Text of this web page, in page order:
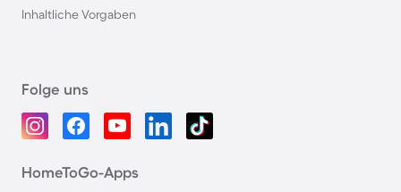
Inhaltliche Vorgaben
Folge uns
HomeToGo-Apps